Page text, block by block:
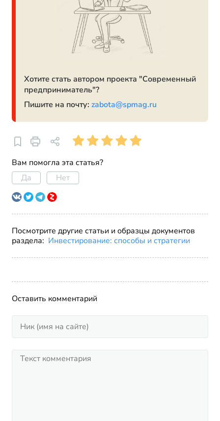
Хотите стать автором проекта "Современный
предприниматель"?
Пишите на почту: zabota@spmag.ru
Вам помогла эта статья?
Да
Нет
Посмотрите другие статьи и образцы документов
раздела: Инвестирование: способы и стратегии
Оставить комментарий